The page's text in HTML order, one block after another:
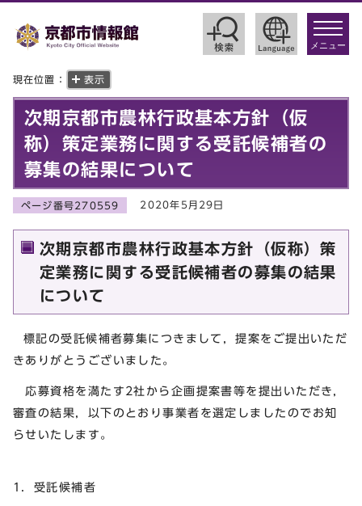
toggle
メニュー
現在位置： 表示
次期京都市農林行政基本方針（仮
称）策定業務に関する受託候補者の
募集の結果について
ページ番号270559 2020年5月29日
次期京都市農林行政基本方針（仮称）策
定業務に関する受託候補者の募集の結果
について
標記の受託候補者募集につきまして，提案をご提出いただ
きありがとうございました。
応募資格を満たす2社から企画提案書等を提出いただき，
審査の結果，以下のとおり事業者を選定しましたのでお知
らせいたします。
1．受託候補者